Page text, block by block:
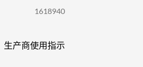
1618940
生产商使用指示